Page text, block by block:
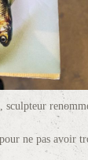
ne pas avoir